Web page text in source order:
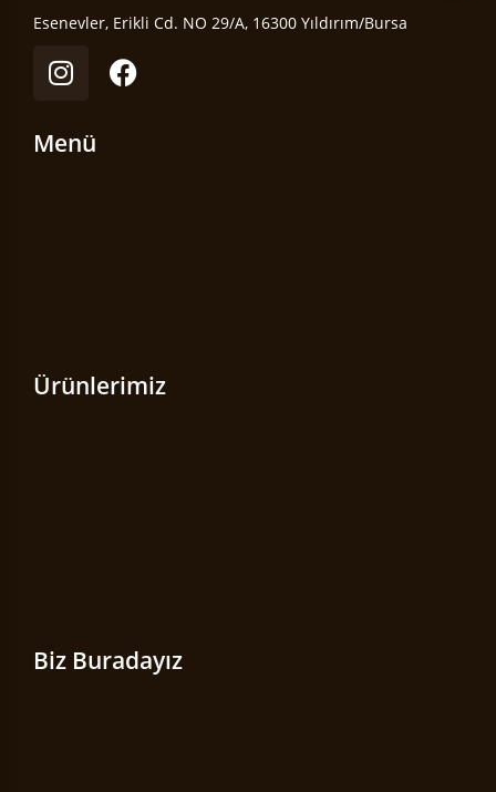
Esenevler, Erikli Cd. NO 29/A, 16300 Yıldırım/Bursa
Menü
Ürünlerimiz
Biz Buradayız